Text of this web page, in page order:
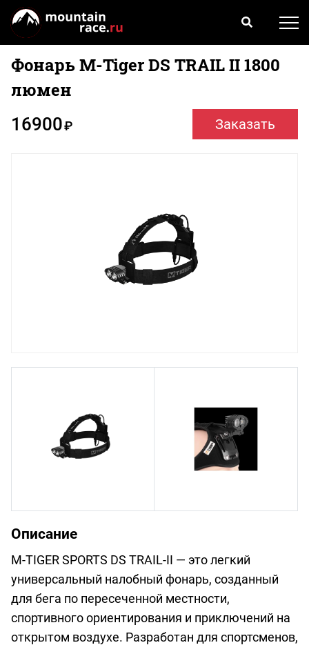
Фонарь M-Tiger DS TRAIL II 1800
люмен
16900₽ Заказать
Описание
M-TIGER SPORTS DS TRAIL-II — это легкий
универсальный налобный фонарь, созданный
для бега по пересеченной местности,
спортивного ориентирования и приключений на
открытом воздухе. Разработан для спортсменов,